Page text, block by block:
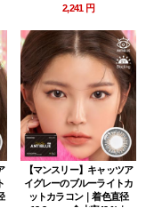
（Anti Blue）
2,241 円
【マンスリー】キャッツア
イグレーのブルーライトカ
ットカラコン｜着色直径